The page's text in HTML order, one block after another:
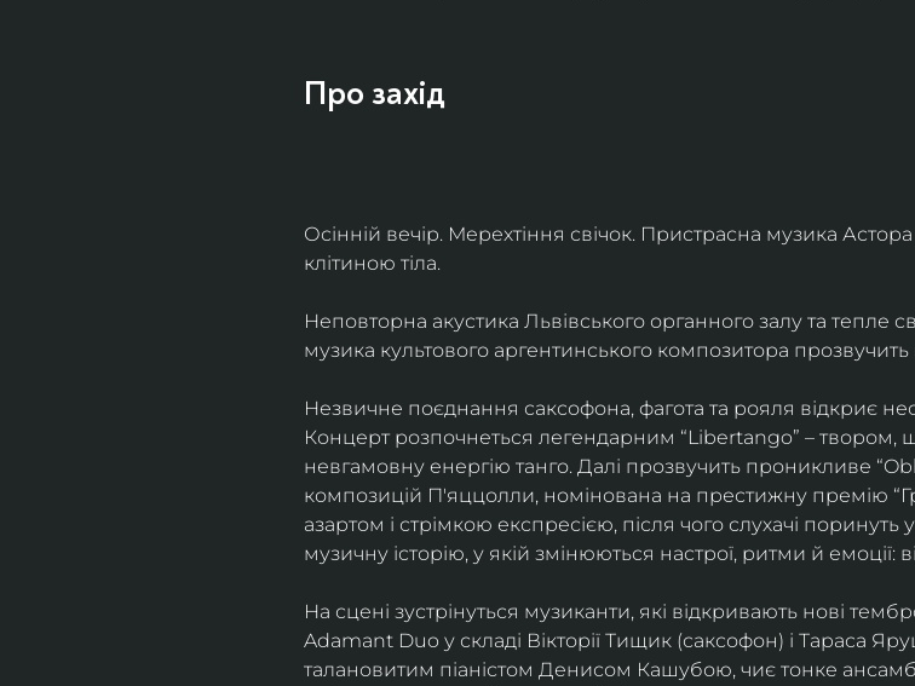
Про захід
Осінній вечір. Мерехтіння свічок. Пристрасна музика
клітиною тіла.
Неповторна акустика Львівського органного залу та тепле
музика культового аргентинського композитора
Незвичне поєднання саксофона, фагота та рояля відкриє
Концерт розпочнеться легендарним “Libertango” – твором,
невгамовну енергію танго. Далі прозвучить проникливе
композицій П'яццолли, номінована на престижну премію
азартом і стрімкою експресією, після чого слухачі
музичну історію, у якій змінюються настрої, ритми й емоції:
На сцені зустрінуться музиканти, які відкривають нові
Adamant Duo у складі Вікторії Тищик (саксофон) і Тараса
талановитим піаністом Денисом Кашубою, чиє тонке